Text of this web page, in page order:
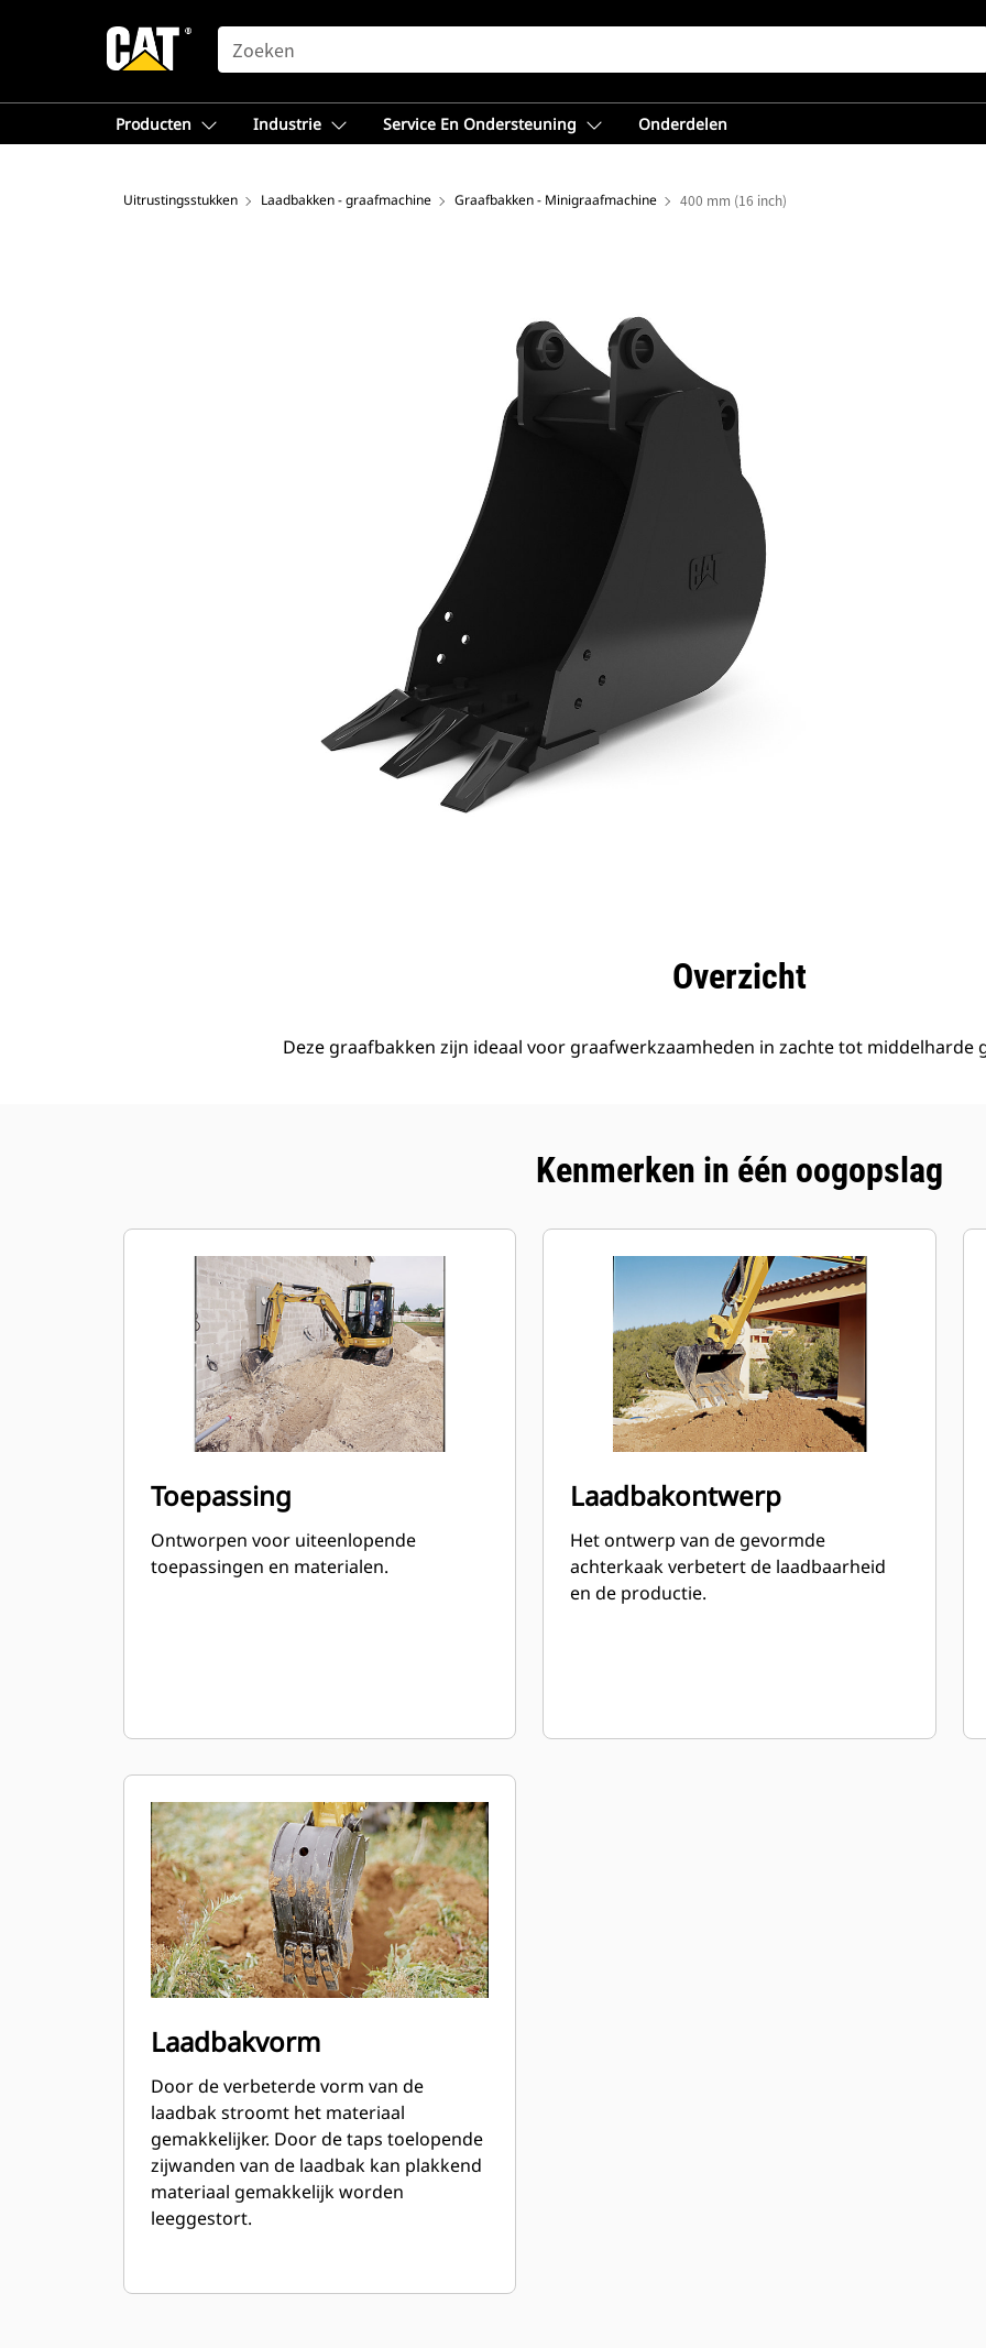
SEARCH
Producten Industrie Service En Ondersteuning Onderdelen
Uitrustingsstukken Laadbakken - graafmachine Graafbakken - Minigraafmachine 400 mm (16 inch)
Overzicht
Deze graafbakken zijn ideaal voor graafwerkzaamheden in zachte tot middelharde
Kenmerken in één oogopslag
Toepassing
Ontworpen voor uiteenlopende
toepassingen en materialen.
Laadbakontwerp
Het ontwerp van de gevormde
achterkaak verbetert de laadbaarheid
en de productie.
Laadbakvorm
Door de verbeterde vorm van de
laadbak stroomt het materiaal
gemakkelijker. Door de taps toelopende
zijwanden van de laadbak kan plakkend
materiaal gemakkelijk worden
leeggestort.